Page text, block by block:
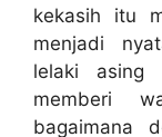
kekasih itu
menjadi
lelaki asing
memberi
bagaimana